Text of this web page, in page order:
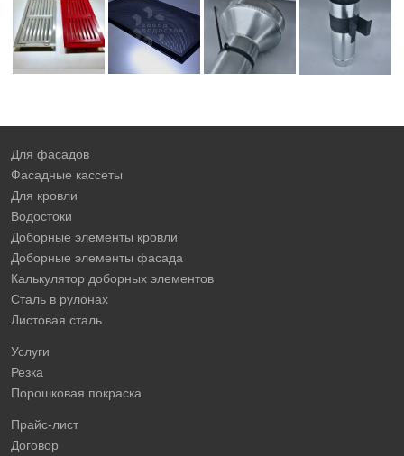
Для фасадов
Фасадные кассеты
Для кровли
Водостоки
Доборные элементы кровли
Доборные элементы фасада
Калькулятор доборных элементов
Сталь в рулонах
Листовая сталь
Услуги
Резка
Порошковая покраска
Прайс-лист
Договор